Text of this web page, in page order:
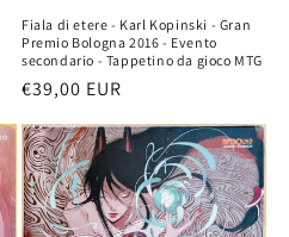
Fiala di etere - Karl Kopinski - Gran
Premio Bologna 2016 - Evento
secondario - Tappetino da gioco MTG
Prezzo
listino
€39,00 EUR